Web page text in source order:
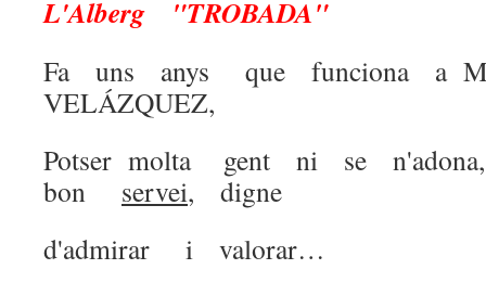
L'Alberg "TROBADA"
Fa uns anys que funciona a
VELÁZQUEZ,
Potser molta gent ni se
bon servei, digne
d'admirar i valorar…